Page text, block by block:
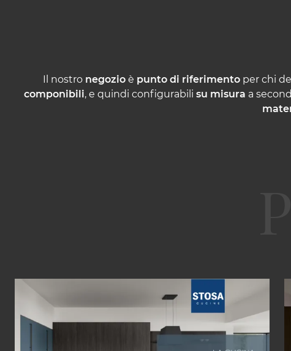
Il nostro negozioè punto di riferimentoper chi
componibili, e quindi configurabili su misura a